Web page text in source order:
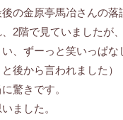
の金原亭馬冶さんの落
2階で見ていましたが、
、ずーっと笑いっぱな
後から言われました）
驚きです。
ました。